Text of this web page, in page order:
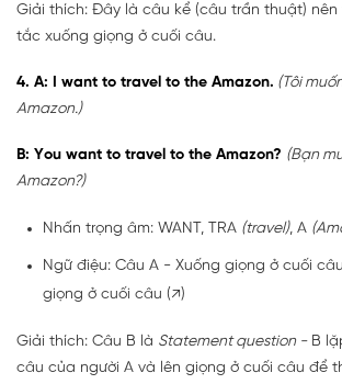
Giải thích: Đây là câu kể (câu trần thuật)
tắc xuống giọng ở cuối câu.
4. A: I want to travel to the Amazon. (Tôi
Amazon.)
B: You want to travel to the Amazon? (Bạn
Amazon?)
Nhấn trọng âm: WANT, TRA (travel), A
Ngữ điệu: Câu A - Xuống giọng ở cuối
giọng ở cuối câu (↗)
Giải thích: Câu B là Statement question -B
câu của người A và lên giọng ở cuối câu để